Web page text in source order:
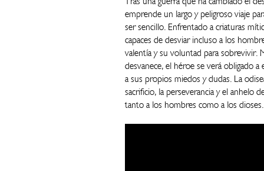
emprende un largo y peligroso viaje
ser sencillo. Enfrentado a criaturas
capaces de desviar incluso a los
valentía y su voluntad para sobrevivir.
desvanece, el héroe se verá obligado
a sus propios miedos y dudas. La
sacrificio, la perseverancia y el anhelo
tanto a los hombres como a los dioses.